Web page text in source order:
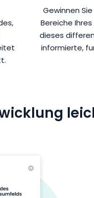
Gewinnen
Bereiche
dieses
informierte,